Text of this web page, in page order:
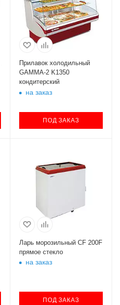
Прилавок холодильный
GAMMA-2 K1350
кондитерский
на заказ
ПОД ЗАКАЗ
Ларь морозильный CF 200F
прямое стекло
на заказ
ПОД ЗАКАЗ